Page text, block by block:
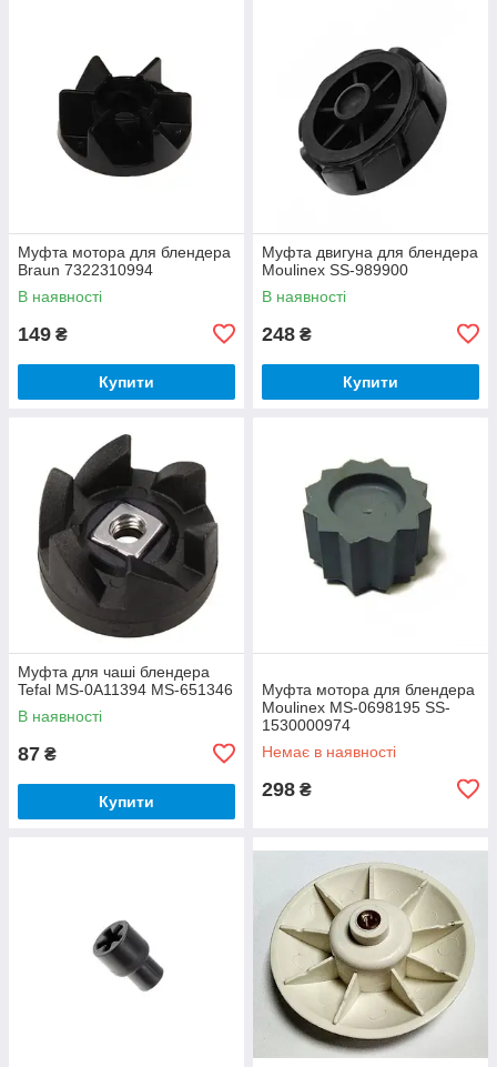
Муфта мотора для блендера
Braun 7322310994
В наявності
149 ₴
Купити
Муфта двигуна для блендера
Moulinex SS-989900
В наявності
248 ₴
Купити
Муфта для чаші блендера
Tefal MS-0A11394 MS-651346
В наявності
87 ₴
Купити
Муфта мотора для блендера
Moulinex MS-0698195 SS-
1530000974
Немає в наявності
298 ₴